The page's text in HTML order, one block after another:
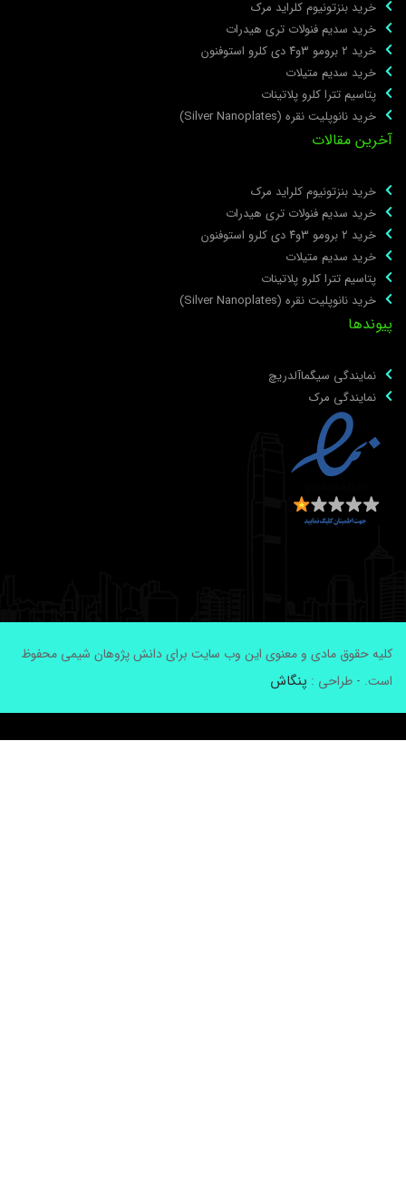
خرید بنزتونیوم کلراید مرک
خرید سدیم فنولات تری هیدرات
خرید ۲ برومو ۳و۴ دی‌ کلرو استوفنون
خرید سدیم متیلات
پتاسیم تترا کلرو پلاتینات
خرید نانوپلیت نقره (Silver Nanoplates)
مقالات
خرید بنزتونیوم کلراید مرک
خرید سدیم فنولات تری هیدرات
خرید ۲ برومو ۳و۴ دی‌ کلرو استوفنون
خرید سدیم متیلات
پتاسیم تترا کلرو پلاتینات
خرید نانوپلیت نقره (Silver Nanoplates)
نمایندگی سیگماآلدریچ
نمایندگی مرک
حقوق مادی و معنوی این وب سایت برای دانش پژوهان شیمی محفوظ
- طراحی :پنگاش